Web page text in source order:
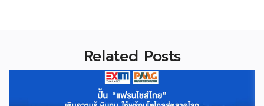
Related Posts